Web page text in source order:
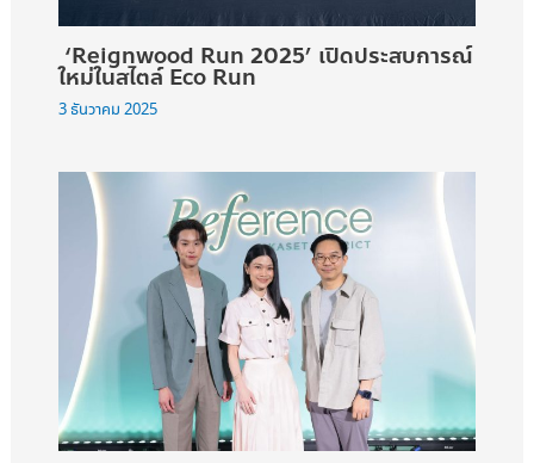
‘Reignwood Run 2025’ เปิดประสบการณ์
ใหม่ในสไตล์ Eco Run
3 ธันวาคม 2025